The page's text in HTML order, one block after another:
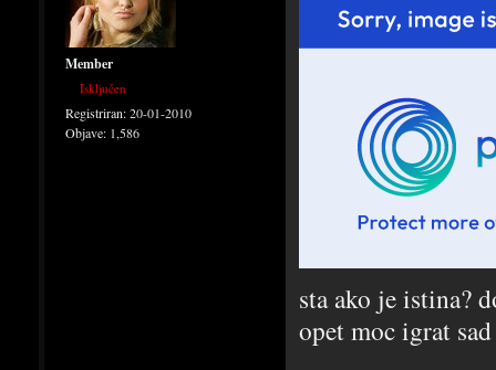
Member
Isključen
Registriran:20-01-2010
Objave: 1,586
sta ako je istina?
opet moc igrat